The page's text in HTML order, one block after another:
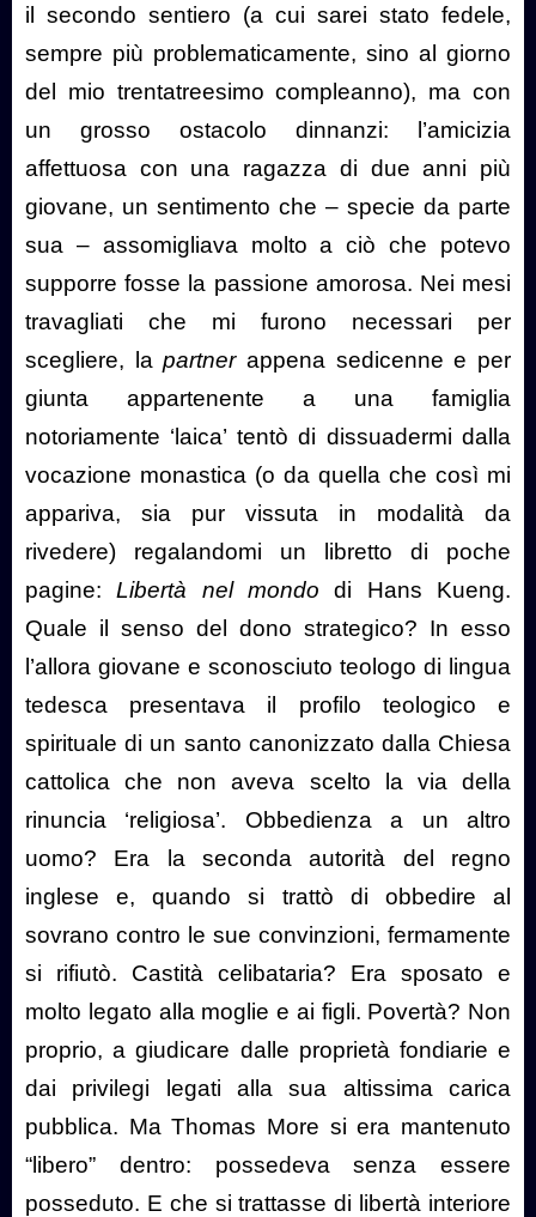
il secondo sentiero (a cui sarei stato fedele,
sempre più problematicamente, sino al giorno
del mio trentatreesimo compleanno), ma con
un grosso ostacolo dinnanzi: l’amicizia
affettuosa con una ragazza di due anni più
giovane, un sentimento che – specie da parte
sua – assomigliava molto a ciò che potevo
supporre fosse la passione amorosa. Nei mesi
travagliati che mi furono necessari per
scegliere, lapartnerappena sedicenne e per
giunta appartenente a una famiglia
notoriamente ‘laica’ tentò di dissuadermi dalla
vocazione monastica (o da quella che così mi
appariva, sia pur vissuta in modalità da
rivedere) regalandomi un libretto di poche
pagine:Libertà nel mondo di Hans Kueng.
Quale il senso del dono strategico? In esso
l’allora giovane e sconosciuto teologo di lingua
tedesca presentava il profilo teologico e
spirituale di un santo canonizzato dalla Chiesa
cattolica che non aveva scelto la via della
rinuncia ‘religiosa’. Obbedienza a un altro
uomo? Era la seconda autorità del regno
inglese e, quando si trattò di obbedire al
sovrano contro le sue convinzioni, fermamente
si rifiutò. Castità celibataria? Era sposato e
molto legato alla moglie e ai figli. Povertà? Non
proprio, a giudicare dalle proprietà fondiarie e
dai privilegi legati alla sua altissima carica
pubblica. Ma Thomas More si era mantenuto
“libero” dentro: possedeva senza essere
posseduto. E che si trattasse di libertà interiore